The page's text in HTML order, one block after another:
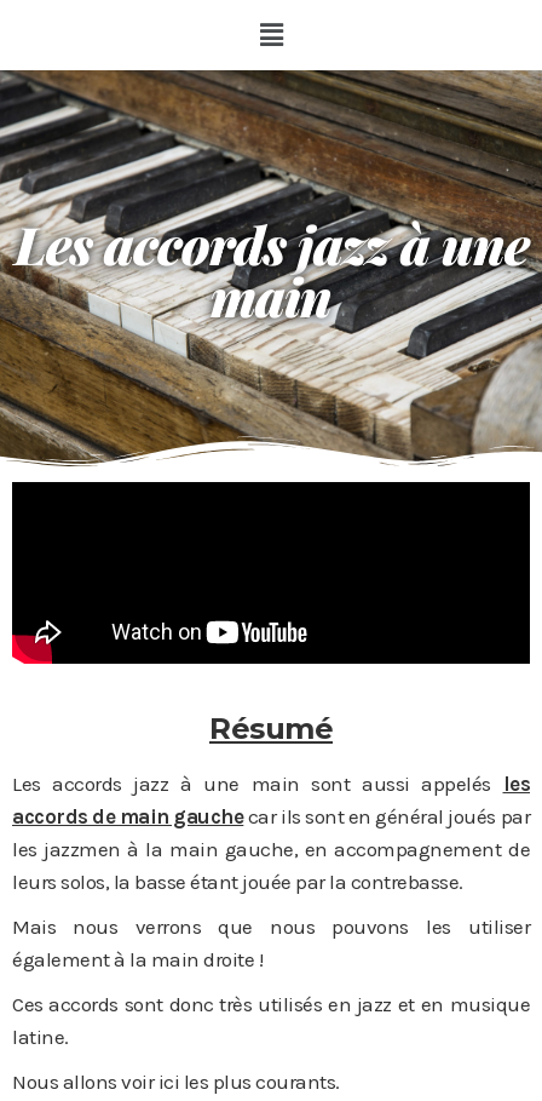
Les accords jazz à une
main
Résumé
Les accords jazz à une main sont aussi appelés
les
accords de main gauchecar ils sont en général joués par
les jazzmen à la main gauche, en accompagnement de
leurs solos, la basse étant jouée par la contrebasse.
Mais nous verrons que nous pouvons les utiliser
également à la main droite !
Ces accords sont donc très utilisés en jazz et en musique
latine.
Nous allons voir ici les plus courants.